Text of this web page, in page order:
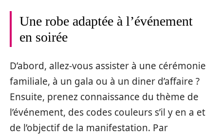
Une robe adaptée à l’événement
en soirée
D’abord, allez-vous assister à une cérémonie
familiale, à un gala ou à un diner d’affaire ?
Ensuite, prenez connaissance du thème de
l’événement, des codes couleurs s’il y en a et
de l’objectif de la manifestation. Par